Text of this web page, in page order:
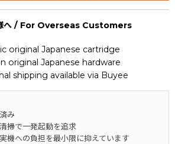
へ / For Overseas Customers
original Japanese cartridge
original Japanese hardware
shipping available via Buyee
み
掃で一発起動を追求
機への負担を最小限に抑えています